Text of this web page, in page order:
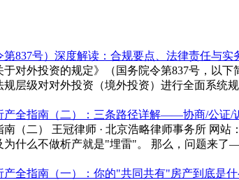
第837号）深度解读：合规要点、法律责任与实
对外投资的规定》（国务院令第837号，以
层级对对外投资（境外投资）进行全面系统
产全指南（二）：三条路径详解——协商/公证/
二） 王冠律师 · 北京浩略律师事务所 网站
为什么不做析产就是"埋雷"。 那么，问题来
全指南（一）：你的"共同共有"房产到底是什